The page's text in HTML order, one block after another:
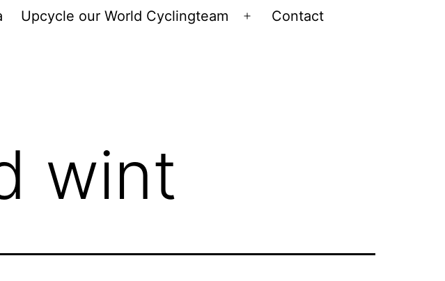
Upcycle our World Cyclingteam
Open
Contact
wint